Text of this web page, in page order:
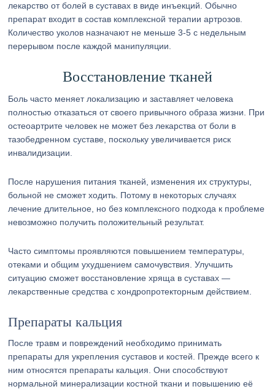
лекарство от болей в суставах в виде инъекций. Обычно
препарат входит в состав комплексной терапии артрозов.
Количество уколов назначают не меньше 3-5 с недельным
перерывом после каждой манипуляции.
Восстановление тканей
Боль часто меняет локализацию и заставляет человека
полностью отказаться от своего привычного образа жизни. При
остеоартрите человек не может без лекарства от боли в
тазобедренном суставе, поскольку увеличивается риск
инвалидизации.
После нарушения питания тканей, изменения их структуры,
больной не сможет ходить. Потому в некоторых случаях
лечение длительное, но без комплексного подхода к проблеме
невозможно получить положительный результат.
Часто симптомы проявляются повышением температуры,
отеками и общим ухудшением самочувствия. Улучшить
ситуацию сможет восстановление хряща в суставах —
лекарственные средства с хондропротекторным действием.
Препараты кальция
После травм и повреждений необходимо принимать
препараты для укрепления суставов и костей. Прежде всего к
ним относятся препараты кальция. Они способствуют
нормальной минерализации костной ткани и повышению её